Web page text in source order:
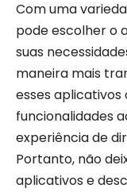
Com uma
pode escolher o
suas
maneira mais
esses
funcionalidades
experiência de
Portanto, não
aplicativos e